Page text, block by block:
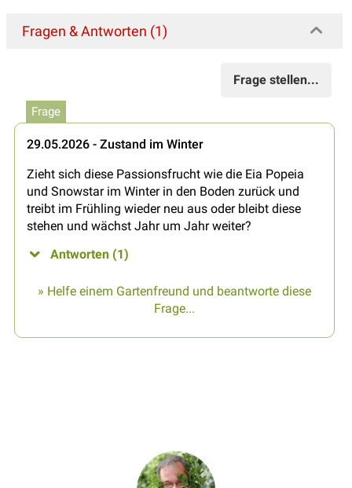
Fragen & Antworten (1)
Frage stellen...
Frage
29.05.2026 - Zustand im Winter
Zieht sich diese Passionsfrucht wie die Eia Popeia
und Snowstar im Winter in den Boden zurück und
treibt im Frühling wieder neu aus oder bleibt diese
stehen und wächst Jahr um Jahr weiter?
Antworten (1)
» Helfe einem Gartenfreund und beantworte diese
Frage...